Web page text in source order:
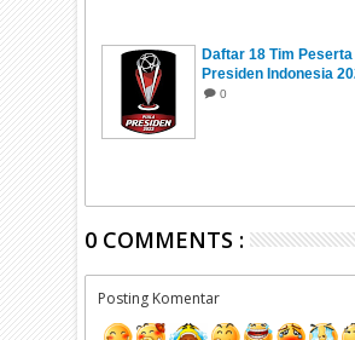
Daftar 18 Tim Peserta
Presiden Indonesia
0
0 COMMENTS :
Posting Komentar